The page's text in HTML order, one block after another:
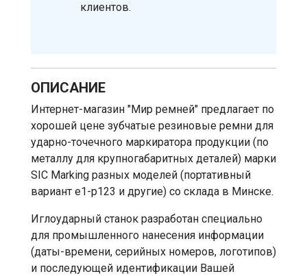
клиентов.
ОПИСАНИЕ
Интернет-магазин "Мир ремней" предлагает по
хорошей цене зубчатые резиновые ремни для
ударно-точечного маркиратора продукции (по
металлу для крупногабаритных деталей) марки
SIC Marking разных моделей (портативный
вариант e1-p123 и другие) со склада в Минске.
Иглоударный станок разработан специально
для промышленного нанесения информации
(даты-времени, серийных номеров, логотипов)
и последующей идентификации Вашей